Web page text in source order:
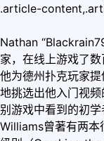
.article-
Nathan
家，在线上游戏了
他为德州扑克玩家
地挑选出他入门视
别游戏中看到的初学
Williams曾著有两本